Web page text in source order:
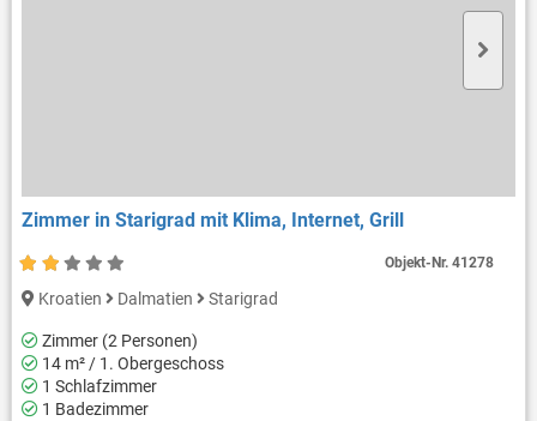
Zimmer in Starigrad mit Klima, Internet, Grill
Kroatien Dalmatien Starigrad
Zimmer (2 Personen)
14 m² / 1. Obergeschoss
1 Schlafzimmer
1 Badezimmer
Objekt-Nr.41278